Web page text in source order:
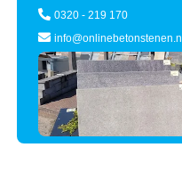
0320 - 219 170
info@onlinebetonstenen.nl